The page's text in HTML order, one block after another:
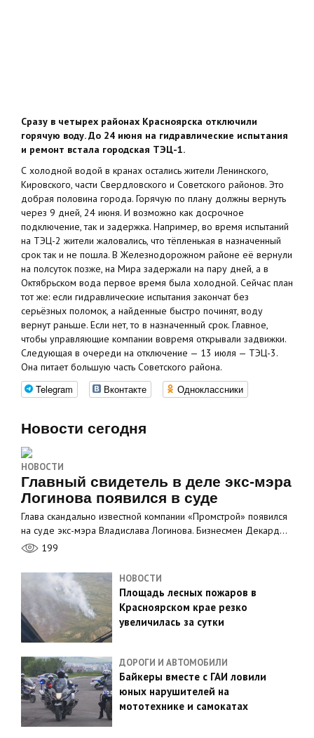
Сразу в четырех районах Красноярска отключили
горячую воду. До 24 июня на гидравлические испытания
и ремонт встала городская ТЭЦ-1.
С холодной водой в кранах остались жители Ленинского,
Кировского, части Свердловского и Советского районов. Это
добрая половина города. Горячую по плану должны вернуть
через 9 дней, 24 июня. И возможно как досрочное
подключение, так и задержка. Например, во время испытаний
на ТЭЦ-2 жители жаловались, что тёпленькая в назначенный
срок так и не пошла. В Железнодорожном районе её вернули
на полсуток позже, на Мира задержали на пару дней, а в
Октябрьском вода первое время была холодной. Сейчас план
тот же: если гидравлические испытания закончат без
серьёзных поломок, а найденные быстро починят, воду
вернут раньше. Если нет, то в назначенный срок. Главное,
чтобы управляющие компании вовремя открывали задвижки.
Следующая в очереди на отключение — 13 июля — ТЭЦ-3.
Она питает большую часть Советского района.
Telegram Вконтакте Одноклассники
Новости сегодня
НОВОСТИ
Главный свидетель в деле экс-мэра
Логинова появился в суде
Глава скандально известной компании «Промстрой» появился
на суде экс-мэра Владислава Логинова. Бизнесмен Декард…
199
НОВОСТИ
Площадь лесных пожаров в
Красноярском крае резко
увеличилась за сутки
ДОРОГИ И АВТОМОБИЛИ
Байкеры вместе с ГАИ ловили
юных нарушителей на
мототехнике и самокатах